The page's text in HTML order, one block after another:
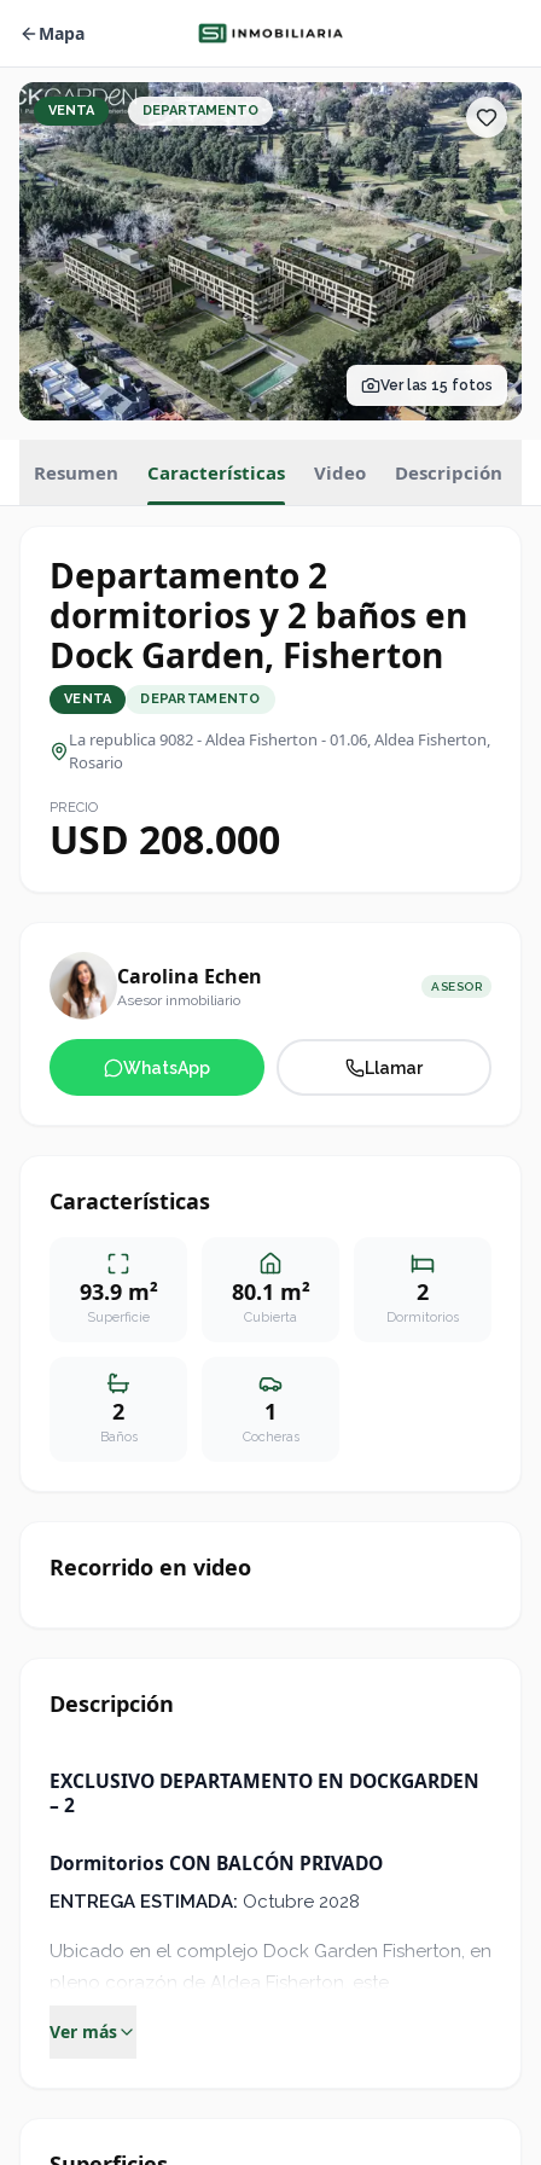
Mapa
VENTA DEPARTAMENTO
Ver las 15 fotos
Resumen Características Video Descripción
Departamento 2
dormitorios y 2 baños en
Dock Garden, Fisherton
VENTA DEPARTAMENTO
La republica 9082 - Aldea Fisherton - 01.06, Aldea Fisherton,
Rosario
PRECIO
USD 208.000
Carolina Echen
Asesor inmobiliario
ASESOR
WhatsApp Llamar
Características
93.9 m²
Superficie
80.1 m²
Cubierta
2
Dormitorios
2
Baños
1
Cocheras
Recorrido en video
Descripción
EXCLUSIVO DEPARTAMENTO EN DOCKGARDEN
– 2
Dormitorios CON BALCÓN PRIVADO
ENTREGA ESTIMADA: Octubre 2028
Ubicado en el complejo Dock Garden Fisherton, en
pleno corazón de Aldea Fisherton, este
con la tranquilidad de un entorno verde,
La unidad cuenta con amplios ambientes que
Ver más